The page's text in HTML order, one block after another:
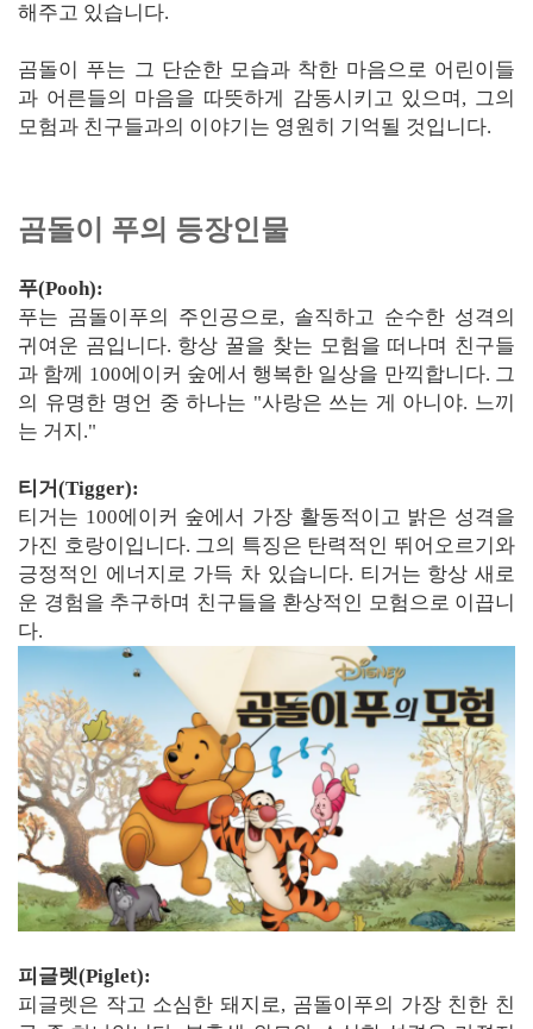
해주고 있습니다.
곰돌이 푸는 그 단순한 모습과 착한 마음으로 어린이들
과 어른들의 마음을 따뜻하게 감동시키고 있으며, 그의
모험과 친구들과의 이야기는 영원히 기억될 것입니다.
곰돌이 푸의 등장인물
푸(Pooh):
푸는 곰돌이푸의 주인공으로, 솔직하고 순수한 성격의
귀여운 곰입니다. 항상 꿀을 찾는 모험을 떠나며 친구들
과 함께 100에이커 숲에서 행복한 일상을 만끽합니다. 그
의 유명한 명언 중 하나는 "사랑은 쓰는 게 아니야. 느끼
는 거지."
티거(Tigger):
티거는 100에이커 숲에서 가장 활동적이고 밝은 성격을
가진 호랑이입니다. 그의 특징은 탄력적인 뛰어오르기와
긍정적인 에너지로 가득 차 있습니다. 티거는 항상 새로
운 경험을 추구하며 친구들을 환상적인 모험으로 이끕니
다.
피글렛(Piglet):
피글렛은 작고 소심한 돼지로, 곰돌이푸의 가장 친한 친